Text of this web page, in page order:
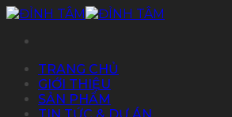
Chuyển
TRANG CHỦ
GIỚI THIỆU
SẢN PHẨM